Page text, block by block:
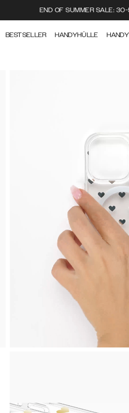
END OF SUMMER SALE:
BESTSELLER HANDYHÜLLE